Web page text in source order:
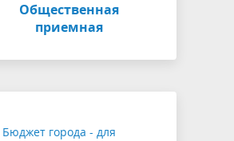
Общественная
приемная
Бюджет города - для